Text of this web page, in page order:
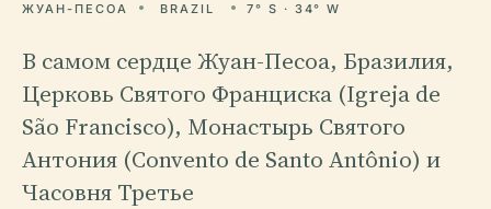
ЖУАН-ПЕСОА BRAZIL 7° S · 34° W
В самом сердце Жуан-Песоа, Бразилия,
Церковь Святого Франциска (Igreja de
São Francisco), Монастырь Святого
Антония (Convento de Santo Antônio) и
Часовня Третье